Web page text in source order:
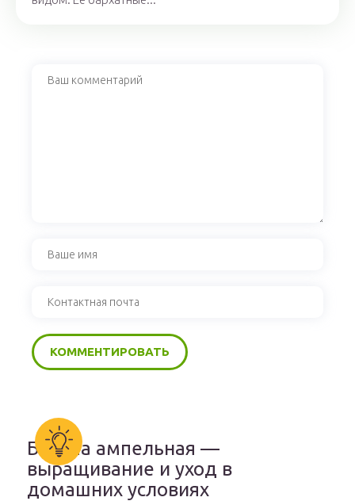
Бакопа ампельная —
выращивание и уход в
домашних условиях